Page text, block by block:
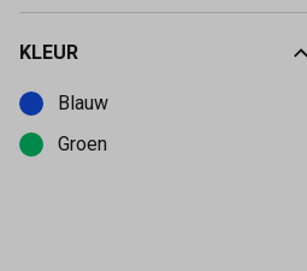
KLEUR
Blauw
Groen